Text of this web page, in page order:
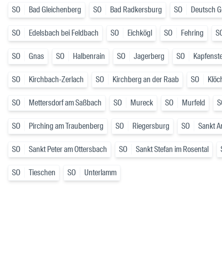
SO Bad Gleichenberg SO Bad Radkersburg SO Deutsch
SO Edelsbach bei Feldbach SO Eichkögl SO Fehring
SO Gnas SO Halbenrain SO Jagerberg SO
SO Kirchbach-Zerlach SO Kirchberg an der Raab SO
SO Mettersdorf am Saßbach SO Mureck SO Murfeld
SO Pirching am Traubenberg SO Riegersburg SO Sankt
SO Sankt Peter am Ottersbach SO Sankt Stefan im Rosental
SO Tieschen SO Unterlamm